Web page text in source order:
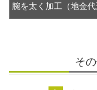
腕を太く加工（地金代
そ